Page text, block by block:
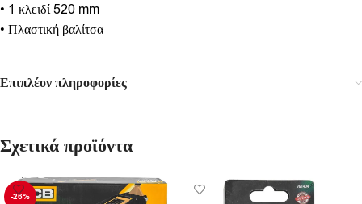
• 1 κλειδί 520 mm
• Πλαστική βαλίτσα
Επιπλέον πληροφορίες
Σχετικά προϊόντα
-26%